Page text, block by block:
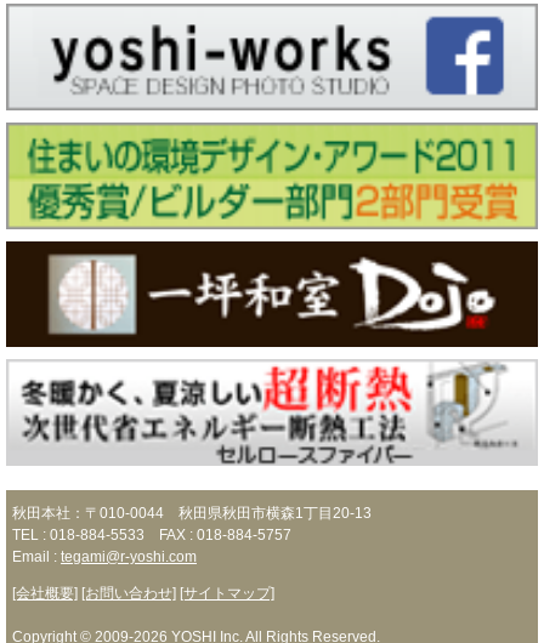
秋田本社：〒010-0044 秋田県秋田市横森1丁目20-13
TEL : 018-884-5533 FAX : 018-884-5757
Email : tegami@r-yoshi.com
[会社概要] [お問い合わせ] [サイトマップ]
Copyright © 2009-2026 YOSHI Inc. All Rights Reserved.